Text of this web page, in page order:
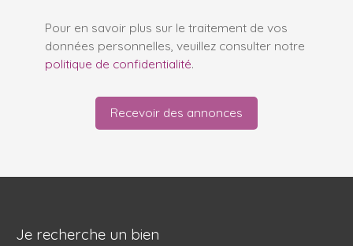
Pour en savoir plus sur le traitement de vos
données personnelles, veuillez consulter notre
politique de confidentialité.
Recevoir des annonces
Je recherche un bien